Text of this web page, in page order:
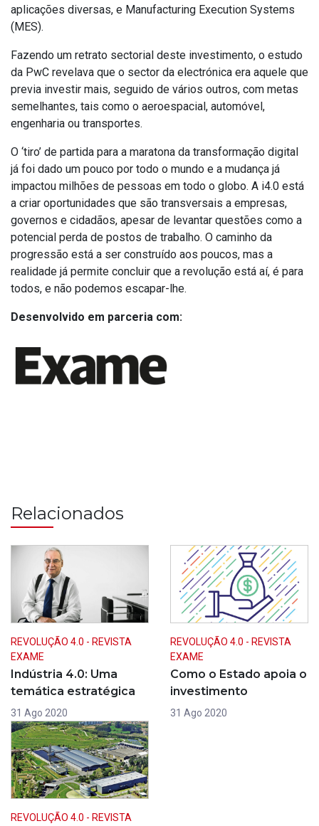
aplicações diversas, e Manufacturing Execution Systems
(MES).
Fazendo um retrato sectorial deste investimento, o estudo
da PwC revelava que o sector da electrónica era aquele que
previa investir mais, seguido de vários outros, com metas
semelhantes, tais como o aeroespacial, automóvel,
engenharia ou transportes.
O ‘tiro’ de partida para a maratona da transformação digital
já foi dado um pouco por todo o mundo e a mudança já
impactou milhões de pessoas em todo o globo. A i4.0 está
a criar oportunidades que são transversais a empresas,
governos e cidadãos, apesar de levantar questões como a
potencial perda de postos de trabalho. O caminho da
progressão está a ser construído aos poucos, mas a
realidade já permite concluir que a revolução está aí, é para
todos, e não podemos escapar-lhe.
Desenvolvido em parceria com:
Relacionados
REVOLUÇÃO 4.0 - REVISTA
EXAME
Indústria 4.0: Uma
temática estratégica
31 Ago 2020
REVOLUÇÃO 4.0 - REVISTA
EXAME
Como o Estado apoia o
investimento
31 Ago 2020
REVOLUÇÃO 4.0 - REVISTA